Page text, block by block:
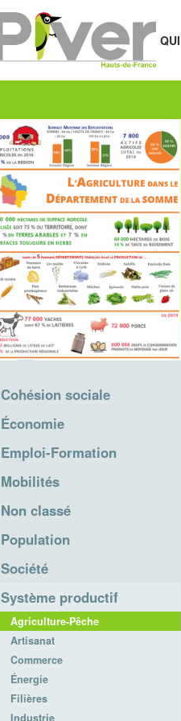
Cohésion sociale
Économie
Emploi-Formation
Mobilités
Non classé
Population
Société
Système productif
Agriculture-Pêche
Artisanat
Commerce
Énergie
Filières
Industrie